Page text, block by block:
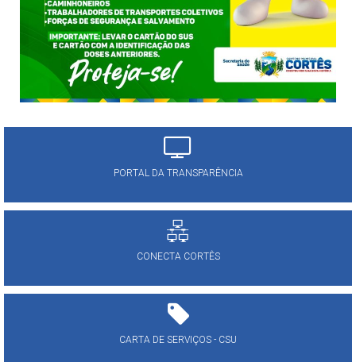
PORTAL DA TRANSPARÊNCIA
CONECTA CORTÊS
CARTA DE SERVIÇOS - CSU